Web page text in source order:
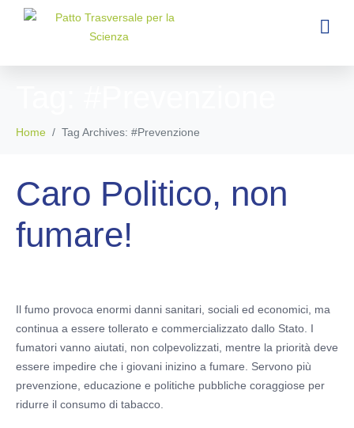
Home Tag Archives: #Prevenzione
Caro Politico, non
fumare!
Il fumo provoca enormi danni sanitari, sociali ed economici, ma
continua a essere tollerato e commercializzato dallo Stato. I
fumatori vanno aiutati, non colpevolizzati, mentre la priorità deve
essere impedire che i giovani inizino a fumare. Servono più
prevenzione, educazione e politiche pubbliche coraggiose per
ridurre il consumo di tabacco.